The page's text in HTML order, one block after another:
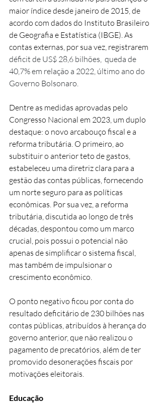
maior índice desde janeiro de 2015, de
acordo com dados do Instituto Brasileiro
de Geografia e Estatística (IBGE). As
contas externas, por sua vez, registrarem
déficit de US$ 28,6 bilhões,  queda de
40,7% em relação a 2022, último ano do
Governo Bolsonaro.
Dentre as medidas aprovadas pelo
Congresso Nacional em 2023, um duplo
destaque: o novo arcabouço fiscal e a
reforma tributária. O primeiro, ao
substituir o anterior teto de gastos,
estabeleceu uma diretriz clara para a
gestão das contas públicas, fornecendo
um norte seguro para as políticas
econômicas. Por sua vez, a reforma
tributária, discutida ao longo de três
décadas, despontou como um marco
crucial, pois possui o potencial não
apenas de simplificar o sistema fiscal,
mas também de impulsionar o
crescimento econômico.
O ponto negativo ficou por conta do
resultado deficitário de 230 bilhões nas
contas públicas, atribuídos à herança do
governo anterior, que não realizou o
pagamento de precatórios, além de ter
promovido desonerações fiscais por
motivações eleitorais.
Educação